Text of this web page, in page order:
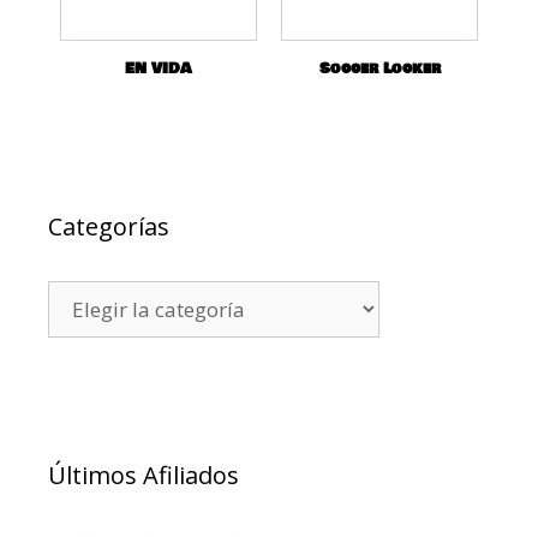
EN VIDA Soccer Locker
Categorías
Últimos Afiliados